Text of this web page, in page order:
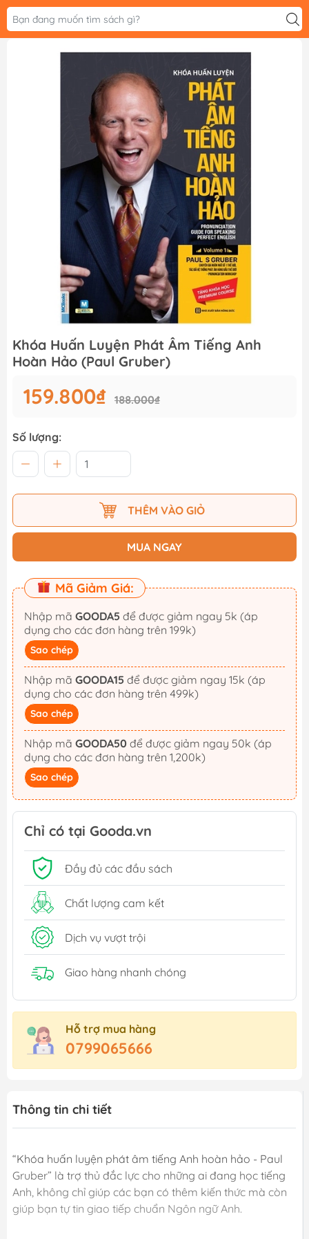
Khóa Huấn Luyện Phát Âm Tiếng Anh
Hoàn Hảo (Paul Gruber)
159.800₫ 188.000₫
Số lượng:
THÊM VÀO GIỎ
MUA NGAY
Mã Giảm Giá:
Nhập mã GOODA5
dụng cho các đơn hàng trên 199k)
Sao chép
Nhập mã GOODA15
dụng cho các đơn hàng trên 499k)
Sao chép
Nhập mã GOODA50
dụng cho các đơn hàng trên 1,200k)
Sao chép
Chỉ có tại Gooda.vn
Đầy đủ các đầu sách
Chất lượng cam kết
Dịch vụ vượt trội
Giao hàng nhanh chóng
Hỗ trợ mua hàng
0799065666
Thông tin chi tiết
“Khóa huấn luyện phát âm tiếng Anh hoàn hảo - Paul
Gruber” là trợ thủ đắc lực cho những ai đang học tiếng
Anh, không chỉ giúp các bạn có thêm kiến thức mà còn
giúp bạn tự tin giao tiếp chuẩn Ngôn ngữ Anh.